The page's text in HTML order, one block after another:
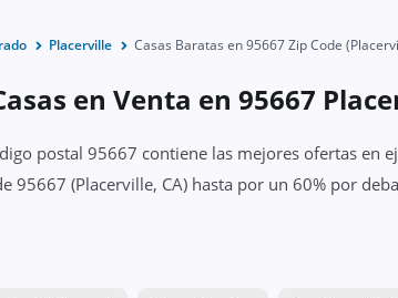
Placerville Casas Baratas en 95667 Zip Code
en Venta en 95667
postal 95667 contiene las mejores ofertas en
95667 (Placerville, CA) hasta por un 60% por